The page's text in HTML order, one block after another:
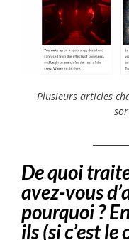
Plusieurs articles
De quoi
avez-vous
pourquoi ?
ils (si c’est le